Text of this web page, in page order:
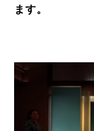
#注目のタグ
#NEW VINTAGE
#路地裏てぃー
#GH 銘品の所以
#Commune H
ます。